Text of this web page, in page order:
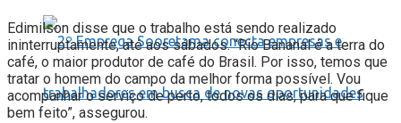
Edimilson disse que o trabalho está sendo realizado
ininterruptamente, até aos sábados. “Rio Bananal é a terra do
café, o maior produtor de café do Brasil. Por isso, temos que
tratar o homem do campo da melhor forma possível. Vou
acompanhar o serviço de perto, todos os dias, para que fique
bem feito”, assegurou.